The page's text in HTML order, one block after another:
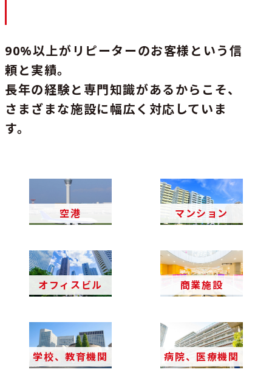
90%以上がリピーターのお客様という信
頼と実績。
長年の経験と専門知識があるからこそ、
さまざまな施設に幅広く対応していま
す。
空港 マンション
オフィスビル 商業施設
学校、教育機関 病院、医療機関